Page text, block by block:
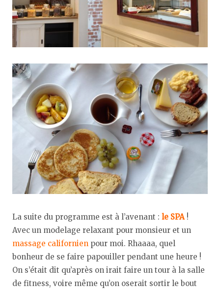
La suite du programme est à l’avenant : le SPA!
Avec un modelage relaxant pour monsieur et un
massage californien pour moi. Rhaaaa, quel
bonheur de se faire papouiller pendant une heure !
On s’était dit qu’après on irait faire un tour à la salle
de fitness, voire même qu’on oserait sortir le bout